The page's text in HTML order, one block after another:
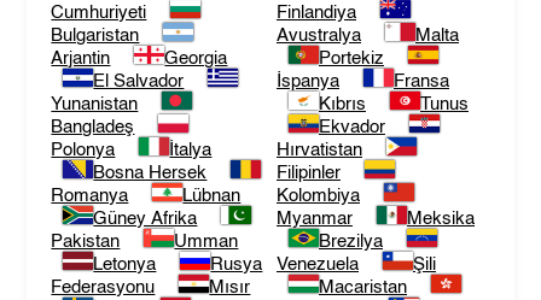
Cumhuriyeti
Bulgaristan
Arjantin
Georgia
El Salvador
Yunanistan
Bangladeş
Polonya
İtalya
Bosna Hersek
Romanya
Lübnan
Güney Afrika
Pakistan
Umman
Letonya
Rusya
Federasyonu
Mısır
Finlandiya
Avustralya
Malta
Portekiz
İspanya
Fransa
Kıbrıs
Tunus
Ekvador
Hırvatistan
Filipinler
Kolombiya
Myanmar
Meksika
Brezilya
Venezuela
Şili
Macaristan